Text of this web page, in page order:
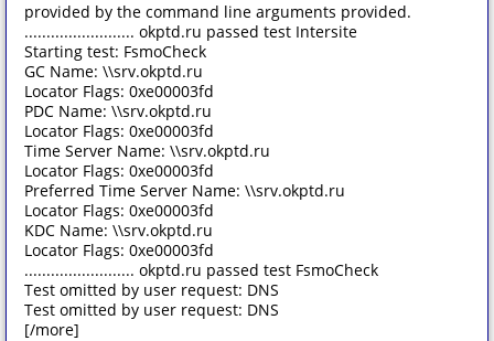
provided by the command line arguments provided.
......................... okptd.ru passed test Intersite
Starting test: FsmoCheck
GC Name: \\srv.okptd.ru
Locator Flags: 0xe00003fd
PDC Name: \\srv.okptd.ru
Locator Flags: 0xe00003fd
Time Server Name: \\srv.okptd.ru
Locator Flags: 0xe00003fd
Preferred Time Server Name: \\srv.okptd.ru
Locator Flags: 0xe00003fd
KDC Name: \\srv.okptd.ru
Locator Flags: 0xe00003fd
......................... okptd.ru passed test FsmoCheck
Test omitted by user request: DNS
Test omitted by user request: DNS
[/more]